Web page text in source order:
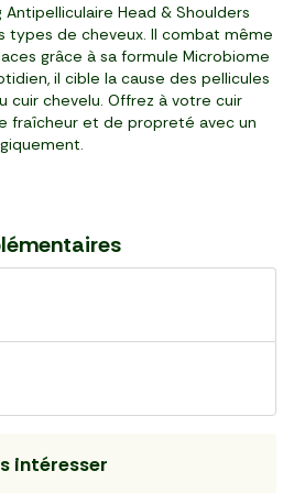
Head & Shoulders
types de cheveux. Il combat même
grâce à sa formule Microbiome
il cible la cause des pellicules
cuir chevelu. Offrez à votre cuir
fraîcheur et de propreté avec un
intéresser